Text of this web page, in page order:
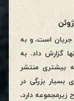
است، و به
گزارش داد. به
بیشتری منتشر
بزرگی در
زیرمجموعه دارد،